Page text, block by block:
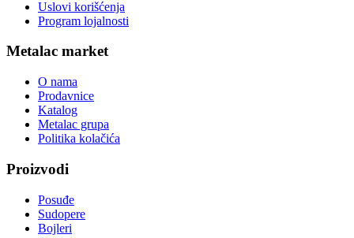
Uslovi korišćenja
Program lojalnosti
Metalac market
O nama
Prodavnice
Katalog
Metalac grupa
Politika kolačića
Proizvodi
Posuđe
Sudopere
Bojleri